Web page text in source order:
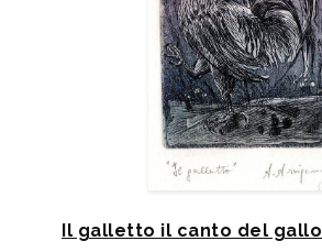
Il galletto il canto del gallo